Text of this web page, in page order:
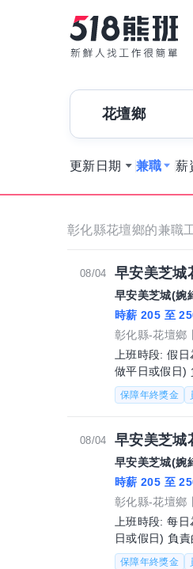
花壇鄉
更新日期 兼職 薪
彰化縣花壇鄉的兼職
08/04 早安美芝城
早安美芝城(婉
時薪 205 至
彰化縣-花壇鄉
上班時段: 假
做平日或假日) 負責的工作內容有： 1 解決顧客提出之疑問，並給予餐點上的建議。 2 後
續將顧客點餐
保障年終獎金
08/04 早安美芝城
早安美芝城(婉
時薪 205 至
彰化縣-花壇鄉
上班時段: 每
日或假日) 負責的工作內容有： 1 解決顧客提出之疑問，並給予餐點上的建議。 2 後續將
顧客點餐訊息
保障年終獎金